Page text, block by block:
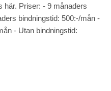
här. Priser: - 9 månaders
bindningstid: 500:-/mån -
- Utan bindningstid: